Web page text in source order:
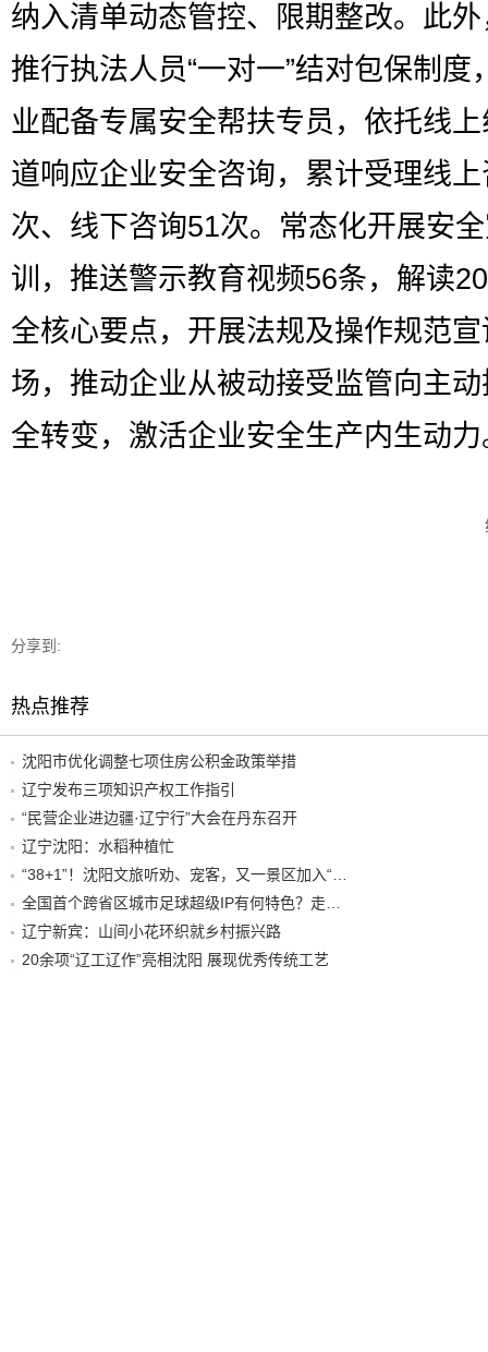
纳入清单动态管控、限期整改。此
推行执法人员“一对一”结对包保制度
业配备专属安全帮扶专员，依托线
道响应企业安全咨询，累计受理线
次、线下咨询51次。常态化开展安
训，推送警示教育视频56条，解读
全核心要点，开展法规及操作规范
场，推动企业从被动接受监管向主
全转变，激活企业安全生产内生动力
分享到:
热点推荐
沈阳市优化调整七项住房公积金政策举措
辽宁发布三项知识产权工作指引
“民营企业进边疆·辽宁行”大会在丹东召开
辽宁沈阳：水稻种植忙
辽宁新宾：山间小花环织就乡村振兴路
20余项“辽工辽作”亮相沈阳 展现优秀传统工艺